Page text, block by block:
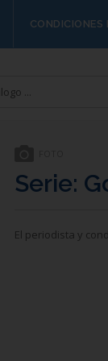
CONDICIONES
Serie:
El periodista y